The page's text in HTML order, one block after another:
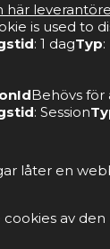
här
is used to
: 1 dagTyp
Behövs för
: Session
låter en
av